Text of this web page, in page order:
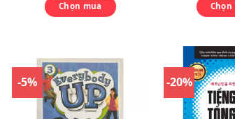
Chọn mua Chọn
-5% -20%